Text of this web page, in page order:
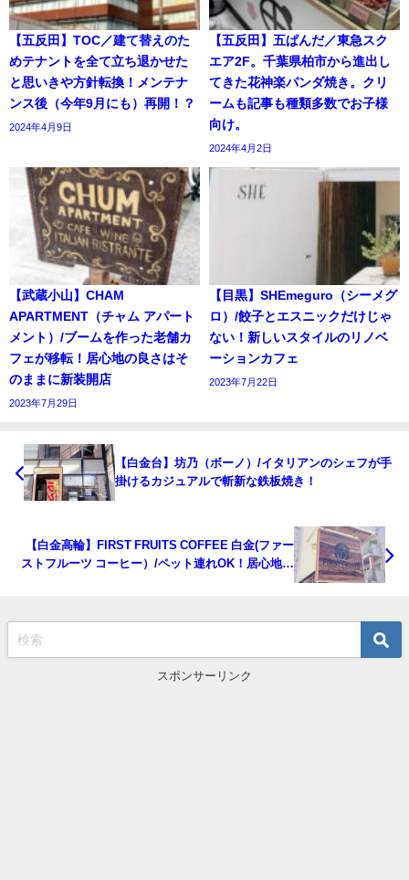
【五反田】TOC／建て替えのた
めテナントを全て立ち退かせた
と思いきや方針転換！メンテナ
ンス後（今年9月にも）再開！？
2024年4月9日
【五反田】五ぱんだ／東急スク
エア2F。千葉県柏市から進出し
てきた花神楽パンダ焼き。クリ
ームも記事も種類多数でお子様
向け。
2024年4月2日
【武蔵小山】CHAM
APARTMENT（チャム アパート
メント）/ブームを作った老舗カ
フェが移転！居心地の良さはそ
のままに新装開店
2023年7月29日
【目黒】SHEmeguro（シーメグ
ロ）/餃子とエスニックだけじゃ
ない！新しいスタイルのリノベ
ーションカフェ
2023年7月22日
【白金台】坊乃（ボーノ）/イタリアンのシェフが手
掛けるカジュアルで斬新な鉄板焼き！
【白金高輪】FIRST FRUITS COFFEE 白金(ファー
ストフルーツ コーヒー）/ペット連れOK！居心地の
スポンサーリンク